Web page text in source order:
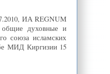
ИА REGNUM
общие духовные и
союза исламских
МИД Киргизии 15